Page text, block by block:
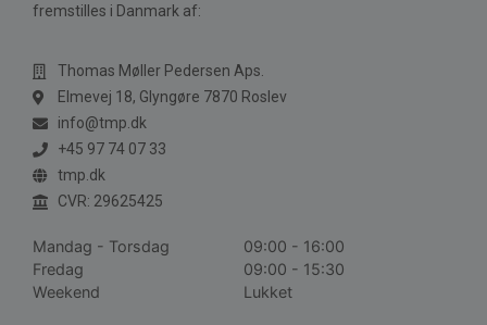
fremstilles i Danmark af:
Thomas Møller Pedersen Aps.
Elmevej 18, Glyngøre 7870 Roslev
info@tmp.dk
+45 97 74 07 33
tmp.dk
CVR: 29625425
Mandag - Torsdag
09:00 - 16:00
Fredag
09:00 - 15:30
Weekend
Lukket